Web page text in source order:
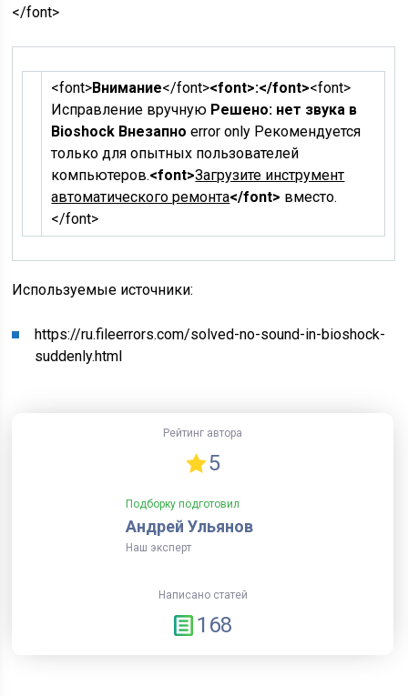
</font>
<font>Внимание</font><font>:</font><font>
Исправление вручную Решено: нет звука в
Bioshock Внезапно error only Рекомендуется
только для опытных пользователей
компьютеров.<font>Загрузите инструмент
автоматического ремонта</font> вместо.
</font>
Используемые источники:
https://ru.fileerrors.com/solved-no-sound-in-bioshock-
suddenly.html
Рейтинг автора
5
Подборку подготовил
Андрей Ульянов
Наш эксперт
Написано статей
168